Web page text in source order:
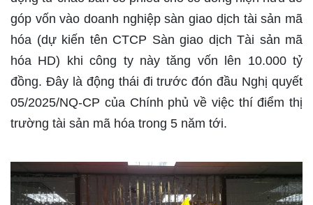
góp vốn vào doanh nghiệp sàn giao dịch tài sản mã
hóa (dự kiến tên CTCP Sàn giao dịch Tài sản mã
hóa HD) khi công ty này tăng vốn lên 10.000 tỷ
đồng. Đây là động thái đi trước đón đầu Nghị quyết
05/2025/NQ-CP của Chính phủ về việc thí điểm thị
trường tài sản mã hóa trong 5 năm tới.